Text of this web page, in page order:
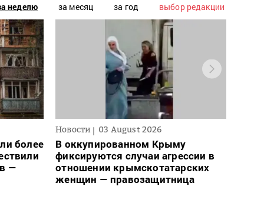
неделю за месяц за год выбор редакции
более
—
Новости 03 August 2026
В оккупированном Крыму
фиксируются случаи агрессии в
отношении крымскотатарских
женщин — правозащитница